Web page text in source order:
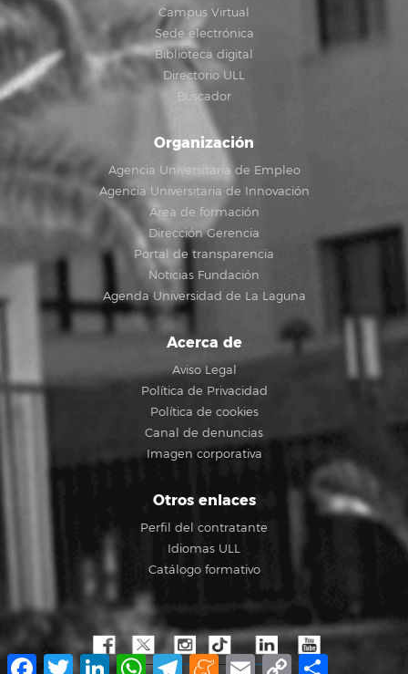
Campus Virtual
Sede electrónica
Biblioteca digital
Directorio ULL
Buscador
Organización
Agencia Universitaria de Empleo
Agencia Universitaria de Innovación
Área de formación
Dirección Gerencia
Portal de transparencia
Noticias Fundación
Agenda Universidad de La Laguna
Acerca de
Aviso Legal
Política de Privacidad
Política de cookies
Canal de denuncias
Imagen corporativa
Otros enlaces
Perfil del contratante
Idiomas ULL
Catálogo formativo
Facebook
TwitterLinkedInWhatsApp
TelegramMeneame
Email Copy